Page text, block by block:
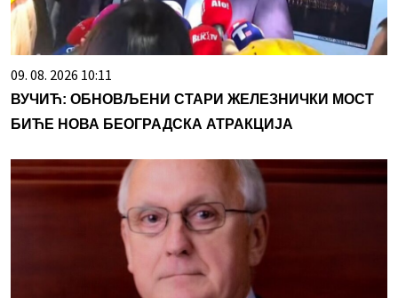
09. 08. 2026 10:11
ВУЧИЋ: ОБНОВЉЕНИ СТАРИ ЖЕЛЕЗНИЧКИ МОСТ
БИЋЕ НОВА БЕОГРАДСКА АТРАКЦИЈА